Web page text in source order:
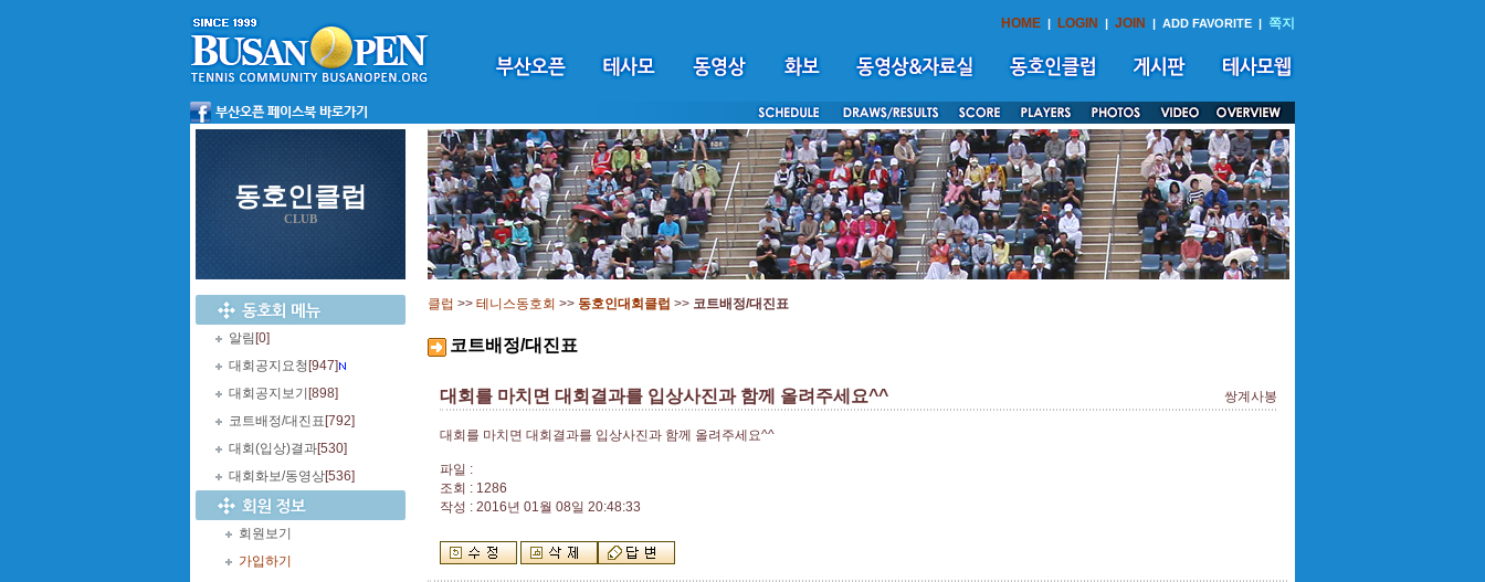
HOME | LOGIN | JOIN | ADD FAVORITE | 쪽지
동호인클럽
CLUB
알림 [0]
대회공지요청 [947]
대회공지보기 [898]
코트배정/대진표 [792]
대회(입상)결과[530]
대회화보/동영상[536]
회원보기
가입하기
클럽 >> 테니스동호회 >> 동호인대회클럽 >> 코트배정/대진표
코트배정/대진표
대회를 마치면 대회결과를 입상사진과 함께 올려주세요^^ 쌍계사봉
대회를 마치면 대회결과를 입상사진과 함께 올려주세요^^
파일 :
조회 : 1286
작성 : 2016년 01월 08일 20:48:33